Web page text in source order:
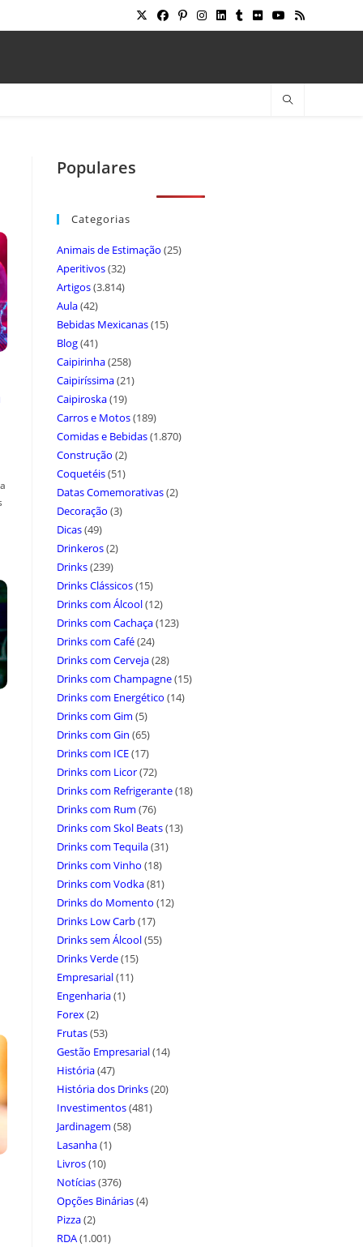
Populares
Categorias
Animais de Estimação (25)
Aperitivos(32)
Artigos(3.814)
Aula(42)
Bebidas Mexicanas(15)
Blog(41)
Caipirinha(258)
Caipiríssima(21)
Caipiroska(19)
Carros e Motos(189)
Comidas e Bebidas(1.870)
Construção (2)
Coquetéis(51)
Datas Comemorativas(2)
Decoração (3)
Dicas(49)
Drinkeros(2)
Drinks(239)
Drinks Clássicos(15)
Drinks com Álcool(12)
Drinks com Cachaça(123)
Drinks com Café(24)
Drinks com Cerveja(28)
Drinks com Champagne(15)
Drinks com Energético (14)
Drinks com Gim (5)
Drinks com Gin (65)
Drinks com ICE(17)
Drinks com Licor(72)
Drinks com Refrigerante(18)
Drinks com Rum (76)
Drinks com Skol Beats(13)
Drinks com Tequila(31)
Drinks com Vinho (18)
Drinks com Vodka(81)
Drinks do Momento (12)
Drinks Low Carb(17)
Drinks sem Álcool(55)
Drinks Verde(15)
Empresarial(11)
Engenharia(1)
Forex(2)
Frutas(53)
Gestão Empresarial(14)
História(47)
História dos Drinks(20)
Investimentos(481)
Jardinagem (58)
Lasanha(1)
Livros(10)
Notícias(376)
Opções Binárias(4)
Pizza(2)
RDA(1.001)